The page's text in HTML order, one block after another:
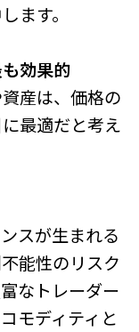
ます。
効果的
産は、価格の
最適だと考え
スが生まれる
能性のリスク
なトレーダー
モディティと